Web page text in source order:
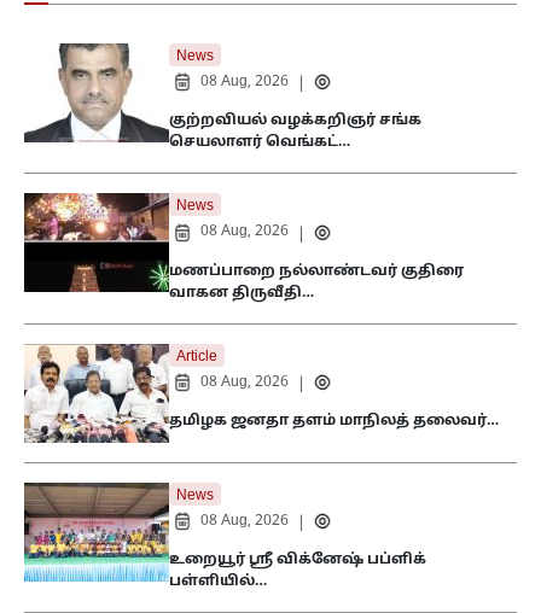
News
08 Aug, 2026
குற்றவியல் வழக்கறிஞர் சங்க
செயலாளர் வெங்கட்…
News
08 Aug, 2026
மணப்பாறை நல்லாண்டவர் குதிரை
வாகன திருவீதி…
Article
08 Aug, 2026
தமிழக ஜனதா தளம் மாநிலத் தலைவர்…
News
08 Aug, 2026
உறையூர் ஸ்ரீ விக்னேஷ் பப்ளிக்
பள்ளியில்…